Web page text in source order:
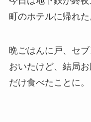
町のホテルに帰れた
晩ごはんに戸、セ
おいたけど、結局
だけ食べたことに。